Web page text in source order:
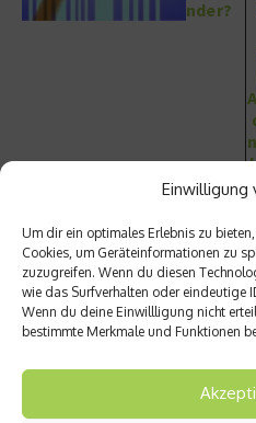
Einwilligung
Um dir ein optimales Erlebnis zu
Cookies, um Geräteinformationen zu
zuzugreifen. Wenn du diesen
wie das Surfverhalten oder eindeutige
Wenn du deine Einwillligung nicht
bestimmte Merkmale und Funktionen
nder?